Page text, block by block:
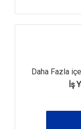
Daha Fazla
İş